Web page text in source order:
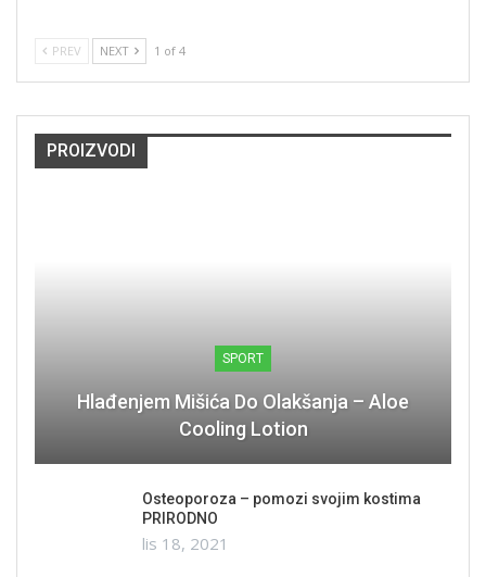
PREV NEXT 1 of 4
PROIZVODI
SPORT
Hlađenjem Mišića Do Olakšanja – Aloe
Cooling Lotion
Osteoporoza – pomozi svojim kostima
PRIRODNO
lis 18, 2021